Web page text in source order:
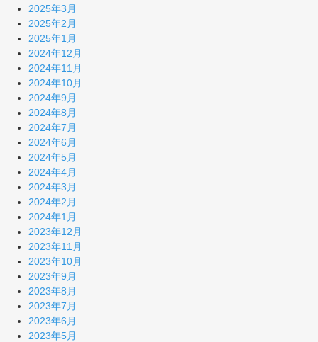
2025年3月
2025年2月
2025年1月
2024年12月
2024年11月
2024年10月
2024年9月
2024年8月
2024年7月
2024年6月
2024年5月
2024年4月
2024年3月
2024年2月
2024年1月
2023年12月
2023年11月
2023年10月
2023年9月
2023年8月
2023年7月
2023年6月
2023年5月